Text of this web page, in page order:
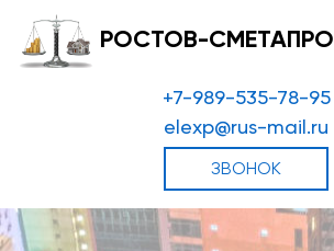
РОСТОВ-СМЕТАПРО
+7-989-535-78-95
elexp@rus-mail.ru
ЗВОНОК